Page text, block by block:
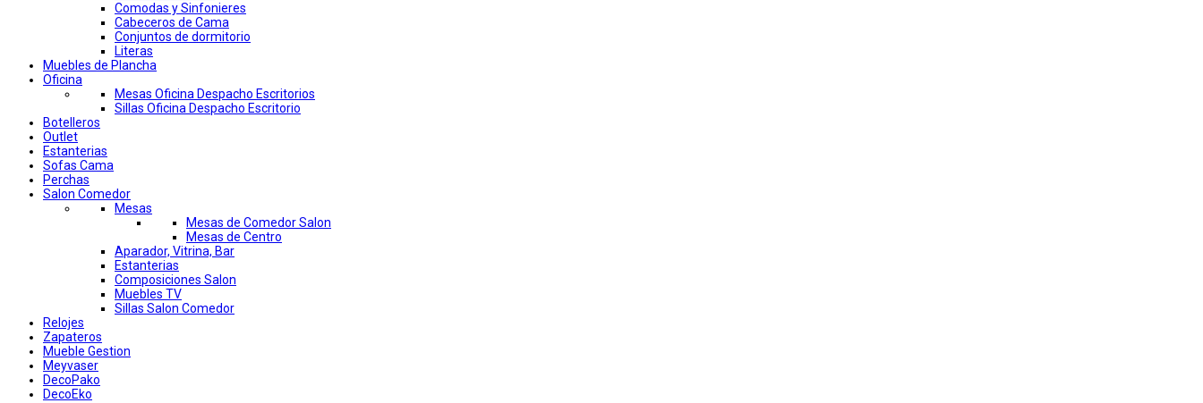
Comodas y Sinfonieres
Cabeceros de Cama
Conjuntos de dormitorio
Literas
Muebles de Plancha
Oficina
Mesas Oficina Despacho Escritorios
Sillas Oficina Despacho Escritorio
Botelleros
Outlet
Estanterias
Sofas Cama
Perchas
Salon Comedor
Mesas
Mesas de Comedor Salon
Mesas de Centro
Aparador, Vitrina, Bar
Estanterias
Composiciones Salon
Muebles TV
Sillas Salon Comedor
Relojes
Zapateros
Mueble Gestion
Meyvaser
DecoPako
DecoEko